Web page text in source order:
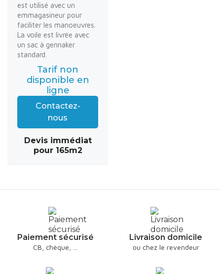
est utilisé avec un
emmagasineur pour
faciliter les manoeuvres.
La voile est livrée avec
un sac à gennaker
standard.
Tarif non
disponible en
ligne
Contactez-
nous
Devis immédiat
pour 165m2
Paiement sécurisé
CB, chèque, ...
Livraison domicile
ou chez le revendeur